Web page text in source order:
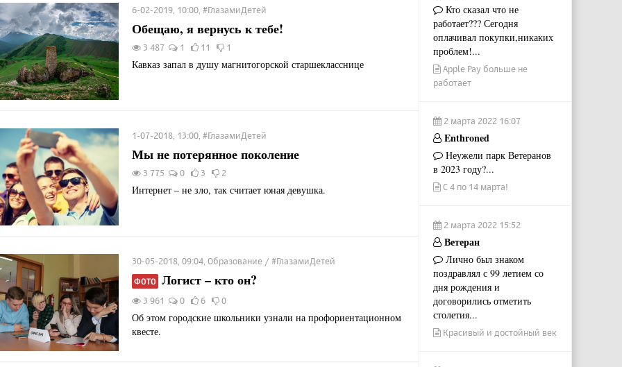
6-02-2019, 10:00, #ГлазамиДетей
Обещаю, я вернусь к тебе!
3 487 1 11 1
Кавказ запал в душу магнитогорской старшекласснице
1-07-2018, 13:00, #ГлазамиДетей
Мы не потерянное поколение
3 775 0 3 2
Интернет – не зло, так считает юная девушка.
30-05-2018, 09:04, Образование / #ГлазамиДетей
ФОТО Логист – кто он?
3 961 0 6 0
Об этом городские школьники узнали на профориентационном
квесте.
Кто сказал что не
работает??? Сегодня
оплачивал покупки,никаких
проблем!...
Apple Pay больше не
работает
2 марта 2022 16:07
Enthroned
Неужели парк Ветеранов
в 2023 году?...
С 4 по 14 марта!
2 марта 2022 15:52
Ветеран
Лично был знаком
поздравлял с 99 летием со
дня рождения и
договорились отметить
столетия...
Красивый и достойный век